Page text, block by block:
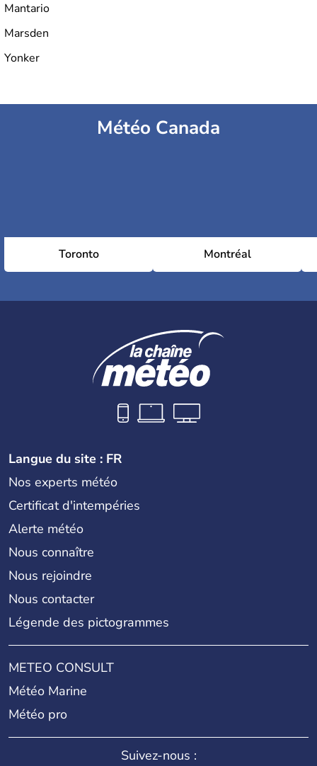
Mantario
Marsden
Yonker
Météo Canada
Toronto Montréal
Langue du site : FR
Nos experts météo
Certificat d'intempéries
Alerte météo
Nous connaître
Nous rejoindre
Nous contacter
Légende des pictogrammes
METEO CONSULT
Météo Marine
Météo pro
Suivez-nous :